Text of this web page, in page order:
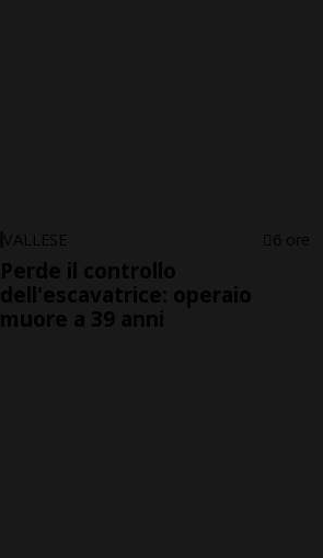
VALLESE 6 ore
Perde il controllo
dell'escavatrice: operaio
muore a 39 anni